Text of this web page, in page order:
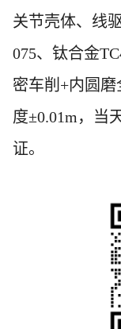
关节壳体、线
075、钛合金
密车削+内圆磨
度±0.01m，当
证。